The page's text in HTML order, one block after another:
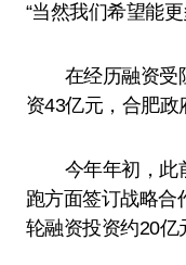
“当然我们希望能
在经历融资受
资43亿元，合肥政
今年年初，此
跑方面签订战略合
轮融资投资约20亿